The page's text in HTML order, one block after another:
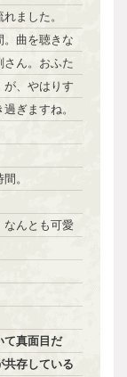
ました。
。曲を聴きな
さん。おふた
が、やはりす
ぎますね。
。
なんとも可愛
て真面目だ
共存している